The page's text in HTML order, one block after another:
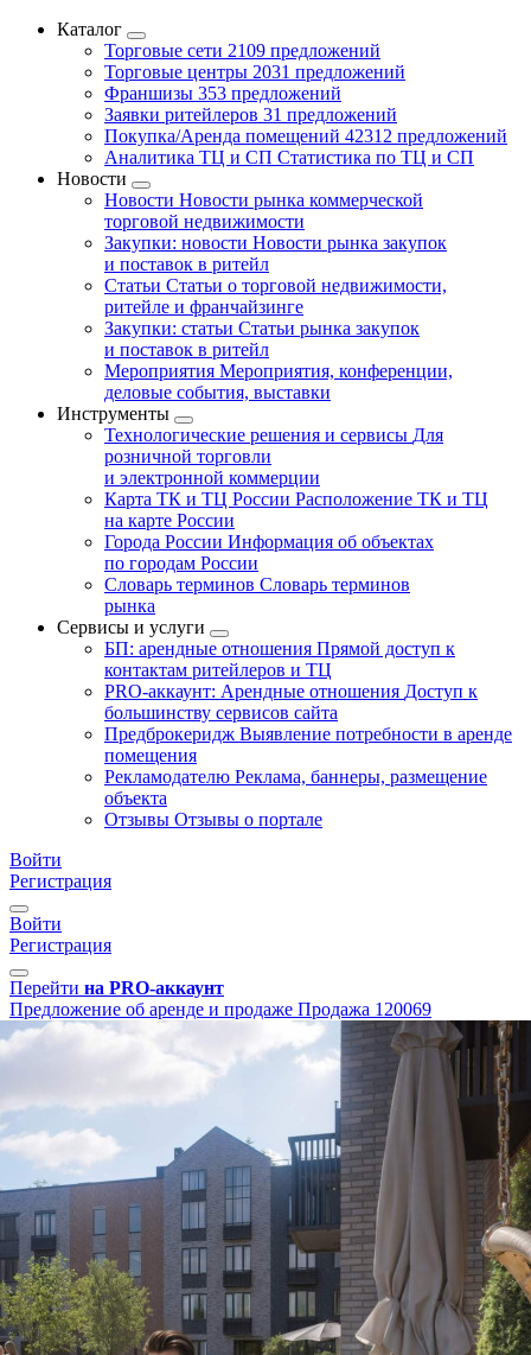
Каталог
Торговые сети 2109 предложений
Торговые центры 2031 предложений
Франшизы 353 предложений
Заявки ритейлеров 31 предложений
Покупка/Аренда помещений 42312 предложений
Аналитика ТЦ и СП Статистика по ТЦ и СП
Новости
Новости Новости рынка коммерческой
торговой недвижимости
Закупки: новости Новости рынка закупок
и поставок в ритейл
Статьи Статьи о торговой недвижимости,
ритейле и франчайзинге
Закупки: статьи Статьи рынка закупок
и поставок в ритейл
Мероприятия Мероприятия, конференции,
деловые события, выставки
Инструменты
Технологические решения и сервисы Для
розничной торговли
и электронной коммерции
Карта ТК и ТЦ России Расположение ТК и ТЦ
на карте России
Города России Информация об объектах
по городам России
Словарь терминов Словарь терминов
рынка
Сервисы и услуги
БП: арендные отношения Прямой доступ к
контактам ритейлеров и ТЦ
PRO-аккаунт: Арендные отношения Доступ к
большинству сервисов сайта
Предброкеридж Выявление потребности в аренде
помещения
Рекламодателю Реклама, баннеры, размещение
объекта
Отзывы Отзывы о портале
Войти
Регистрация
Войти
Регистрация
Перейти на PRO-аккаунт
Предложение об аренде и продаже Продажа 120069